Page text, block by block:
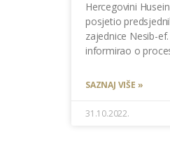
Hercegovini
posjetio
zajednice Nesib-
informirao o
SAZNAJ VIŠE »
31.10.2022.